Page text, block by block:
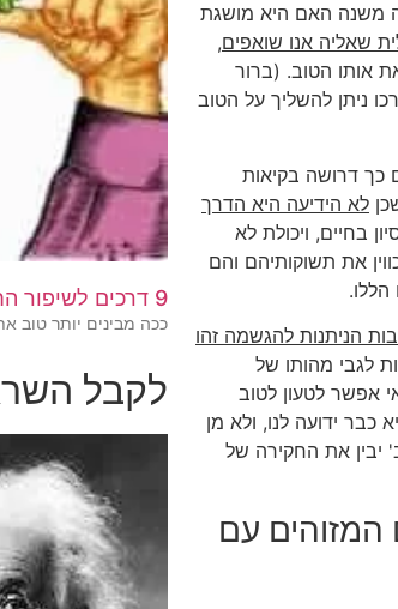
משנה האם היא מושגת
שאליה אנו שואפים,
אותו הטוב. (ברור
ניתן להשליך על הטוב
כך דרושה בקיאות
לא הידיעה היא הדרך
בחיים, ויכולת לא
את תשוקותיהם והם
הניתנות להגשמה זהו
לגבי מהותו של
אפשר לטעון לטוב
כבר ידועה לנו, ולא מן
יבין את החקירה של
המזוהים עם
9 דרכים לשיפור החשיבה הביקורתית שלך
ככה מבינים יותר טוב
לקבל